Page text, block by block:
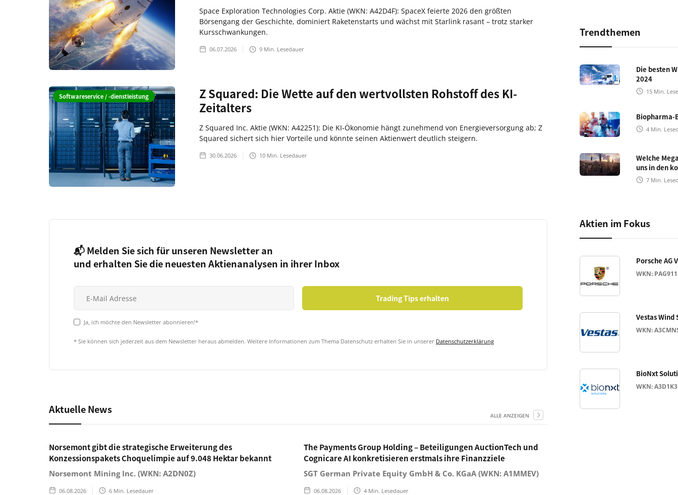
Space Exploration Technologies Corp. Aktie (WKN: A42D4F): SpaceX feierte 2026 den größten
Börsengang der Geschichte, dominiert Raketenstarts und wächst mit Starlink rasant – trotz starker
Kursschwankungen.
06.07.2026 9 Min. Lesedauer
Softwareservice / -dienstleistung
Z Squared: Die Wette auf den wertvollsten Rohstoff des KI-
Zeitalters
Z Squared Inc. Aktie (WKN: A42251): Die KI-Ökonomie hängt zunehmend von Energieversorgung ab; Z
Squared sichert sich hier Vorteile und könnte seinen Aktienwert deutlich steigern.
30.06.2026 10 Min. Lesedauer
📬 Melden Sie sich für unseren Newsletter an
und erhalten Sie die neuesten Aktienanalysen in ihrer Inbox
Ja, ich möchte den Newsletter abonnieren!*
* Sie können sich jederzeit aus dem Newsletter heraus abmelden. Weitere Informationen zum Thema Datenschutz erhalten Sie in unserer Datenschutzerklärung
Aktuelle News ALLE ANZEIGEN
Norsemont gibt die strategische Erweiterung des
Konzessionspakets Choquelimpie auf 9.048 Hektar bekannt
Norsemont Mining Inc. (WKN: A2DN0Z)
06.08.2026 6 Min. Lesedauer
The Payments Group Holding – Beteiligungen AuctionTech und
Cognicare AI konkretisieren erstmals ihre Finanzziele
SGT German Private Equity GmbH & Co. KGaA (WKN: A1MMEV)
06.08.2026 4 Min. Lesedauer
Trendthemen
Die besten
2024
15 Min.
Biopharma-
4 Min.
Welche
uns in den
7 Min.
Aktien im Fokus
Porsche AG
WKN: PAG911
Vestas Wind
WKN:
BioNxt
WKN: A3D1K3